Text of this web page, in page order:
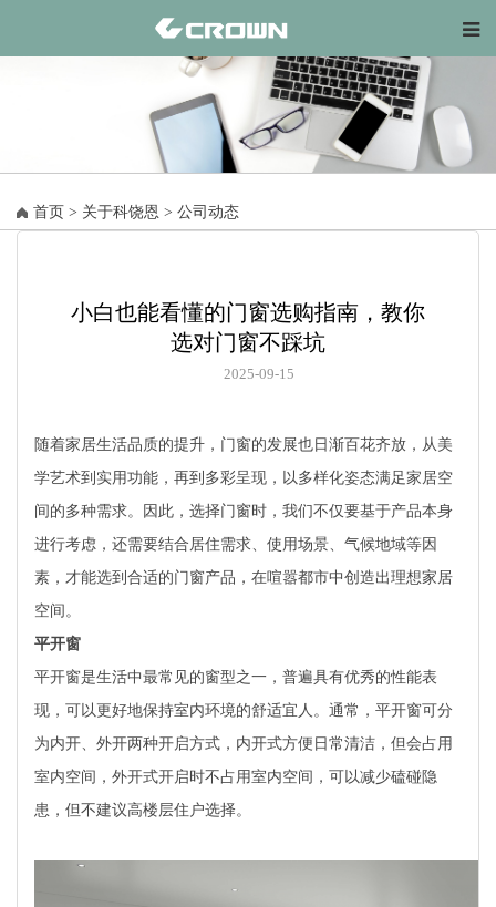
首页 > 关于科饶恩 > 公司动态
小白也能看懂的门窗选购指南，教你
选对门窗不踩坑
2025-09-15
随着家居生活品质的提升，门窗的发展也日渐百花齐放，从美
学艺术到实用功能，再到多彩呈现，以多样化姿态满足家居空
间的多种需求。因此，选择门窗时，我们不仅要基于产品本身
进行考虑，还需要结合居住需求、使用场景、气候地域等因
素，才能选到合适的门窗产品，在喧嚣都市中创造出理想家居
空间。
平开窗
平开窗是生活中最常见的窗型之一，普遍具有优秀的性能表
现，可以更好地保持室内环境的舒适宜人。通常，平开窗可分
为内开、外开两种开启方式，内开式方便日常清洁，但会占用
室内空间，外开式开启时不占用室内空间，可以减少磕碰隐
患，但不建议高楼层住户选择。